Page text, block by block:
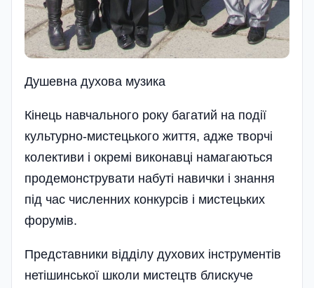
Душевна духова музика
Кінець навчального року багатий на події
культурно-мистецького життя, адже творчі
колективи і окремі виконавці намагаються
продемонструвати набуті навички і знання
під час численних конкурсів і мистецьких
форумів.
Представники відділу духових інструментів
нетішинської школи мистецтв блискуче